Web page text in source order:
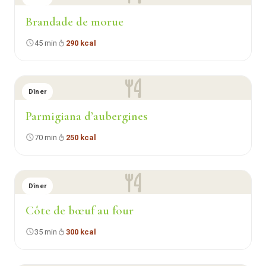
Brandade de morue
45 min 290 kcal
Dîner
Parmigiana d’aubergines
70 min 250 kcal
Dîner
Côte de bœuf au four
35 min 300 kcal